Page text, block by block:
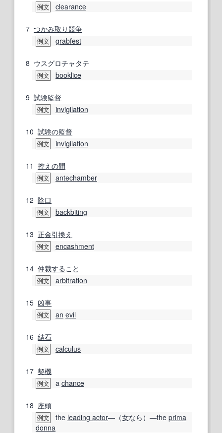
例文 clearance
7 つかみ取り競争
例文 grabfest
8 ウスグロチャタテ
例文 booklice
9 試験監督
例文 invigilation
10 試験の監督
例文 invigilation
11 控えの間
例文 antechamber
12 陰口
例文 backbiting
13 正金引換え
例文 encashment
14 仲裁する こと
例文 arbitration
15 凶事
例文 an evil
16 結石
例文 calculus
17 契機
例文 a chance
18 座頭
例文 the leading actor―（女なら）―the prima
donna